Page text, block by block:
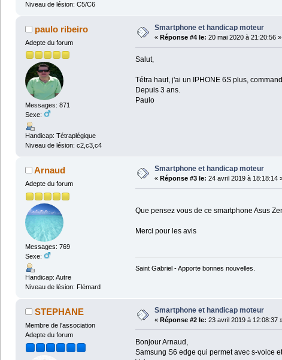
Niveau de lésion: C5/C6
paulo ribeiro
Adepte du forum
Messages: 871
Sexe:
Handicap: Tétraplégique
Niveau de lésion: c2,c3,c4
Smartphone et handicap moteur
« Réponse #4 le: 20 mai 2020 à 21:20:56 »
Salut,
Tétra haut, j'ai un IPHONE 6S plus,
Depuis 3 ans.
Paulo
Arnaud
Adepte du forum
Messages: 769
Sexe:
Handicap: Autre
Niveau de lésion: Flémard
Smartphone et handicap moteur
« Réponse #3 le: 24 avril 2019 à 18:18:14
Que pensez vous de ce smartphone Asus
Merci pour les avis
Saint Gabriel - Apporte bonnes nouvelles.
STEPHANE
Membre de l'association
Adepte du forum
Smartphone et handicap moteur
« Réponse #2 le: 23 avril 2019 à 12:08:37
Bonjour Arnaud,
Samsung S6 edge qui permet avec s-voice